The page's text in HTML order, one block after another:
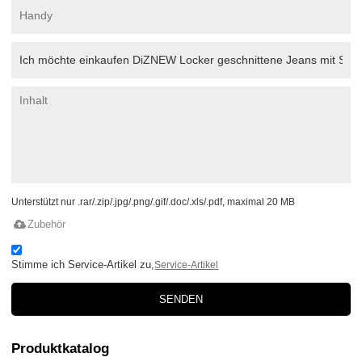
Unterstützt nur .rar/.zip/.jpg/.png/.gif/.doc/.xls/.pdf, maximal 20 MB
Zubehör
Stimme ich Service-Artikel zu,Service-Artikel
SENDEN
Produktkatalog